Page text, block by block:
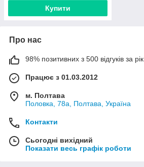
Купити
Про нас
98% позитивних з 500 відгуків за рік
Працює з 01.03.2012
м. Полтава
Половка, 78а, Полтава, Україна
Контакти
Сьогодні вихідний
Показати весь графік роботи